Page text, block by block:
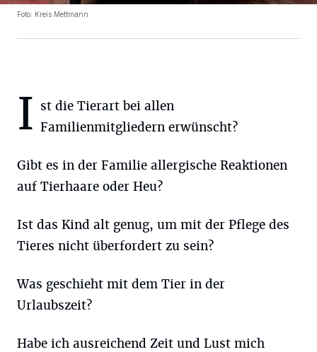
Foto: Kreis Mettmann
I st die Tierart bei allen
Familienmitgliedern erwünscht?
Gibt es in der Familie allergische Reaktionen
auf Tierhaare oder Heu?
Ist das Kind alt genug, um mit der Pflege des
Tieres nicht überfordert zu sein?
Was geschieht mit dem Tier in der
Urlaubszeit?
Habe ich ausreichend Zeit und Lust mich